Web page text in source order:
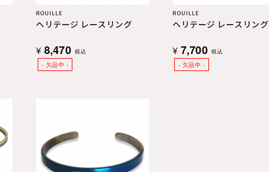
ROUILLE
ヘリテージ レースリング
¥ 8,470 税込
ROUILLE
ヘリテージ レースリング
¥ 7,700 税込